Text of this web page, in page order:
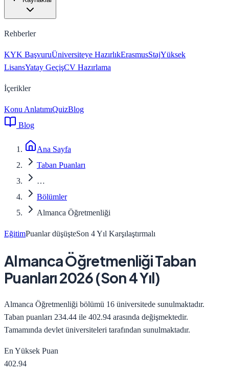
Rehberler
KYK BaşvuruÜniversiteye HazırlıkErasmusStajYüksek
LisansYatay GeçişCV Hazırlama
İçerikler
Konu AnlatımıQuizBlog
Blog
Ana Sayfa
Taban Puanları
…
Bölümler
Almanca Öğretmenliği
EğitimPuanlar düşüşteSon 4 Yıl Karşılaştırmalı
Almanca ÖğretmenliğiTaban
Puanları2026(Son 4 Yıl)
Almanca Öğretmenliği bölümü 16 üniversitede sunulmaktadır.
Taban puanları 234.44 ile 402.94 arasında değişmektedir.
Tamamında devlet üniversiteleri tarafından sunulmaktadır.
En Yüksek Puan
402.94